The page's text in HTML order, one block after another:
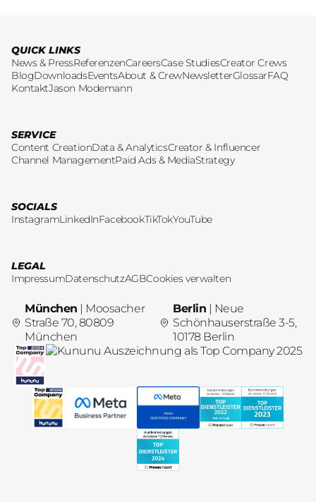
QUICK LINKS
News & PressReferenzenCareersCase StudiesCreator Crews
BlogDownloadsEventsAbout & CrewNewsletterGlossarFAQ
KontaktJason Modemann
SERVICE
Content CreationData & AnalyticsCreator & Influencer
Channel ManagementPaid Ads & MediaStrategy
SOCIALS
InstagramLinkedInFacebookTikTokYouTube
LEGAL
ImpressumDatenschutzAGBCookies verwalten
München | Moosacher
Straße 70, 80809
München
Berlin | Neue
Schönhauserstraße 3-5,
10178 Berlin